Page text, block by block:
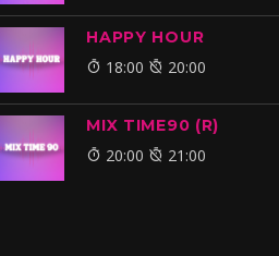
HAPPY HOUR
18:00 20:00
MIX TIME90 (R)
20:00 21:00